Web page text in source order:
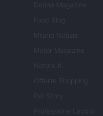
Donne Magazine
Food Blog
Milano Notizie
Motor Magazine
Notizie.it
Offerte Shopping
Professione Lavoro